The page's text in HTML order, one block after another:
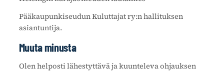
Pääkaupunkiseudun Kuluttajat ry:n hallituksen
asiantuntija.
Muuta minusta
Olen helposti lähestyttävä ja kuunteleva ohjauksen